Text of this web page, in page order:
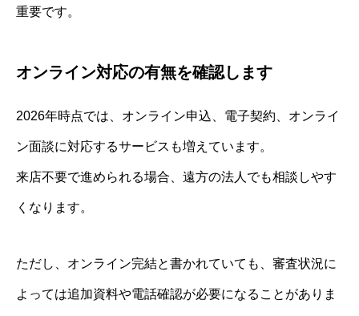
重要です。
オンライン対応の有無を確認します
2026年時点では、オンライン申込、電子契約、オンライ
ン面談に対応するサービスも増えています。
来店不要で進められる場合、遠方の法人でも相談しやす
くなります。
ただし、オンライン完結と書かれていても、審査状況に
よっては追加資料や電話確認が必要になることがありま